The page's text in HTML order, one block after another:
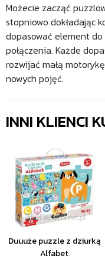
Możecie zacząć
stopniowo dokładając
dopasować element
połączenia. Każde
rozwijać małą
nowych pojęć.
INNI KLIENCI
Duuuże puzzle z dziurką
Alfabet